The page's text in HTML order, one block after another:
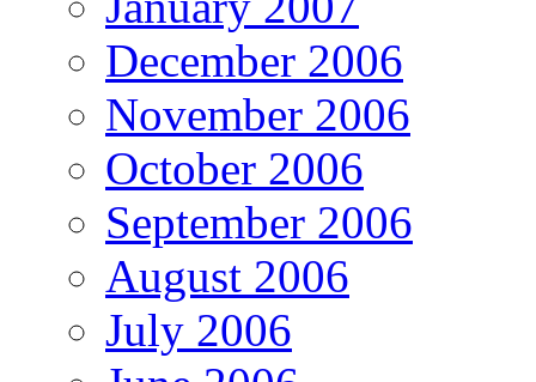
December 2006
November 2006
October 2006
September 2006
August 2006
July 2006